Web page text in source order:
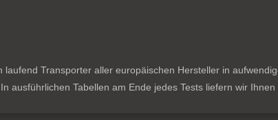
Transporter aller europäischen Hersteller in
Tabellen am Ende jedes Tests liefern wir